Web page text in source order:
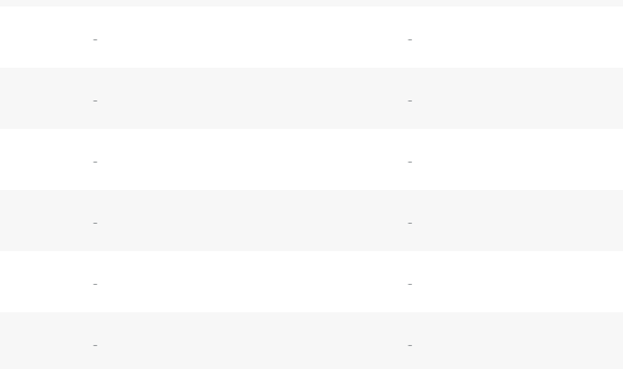
- -
- -
- -
- -
- -
- -